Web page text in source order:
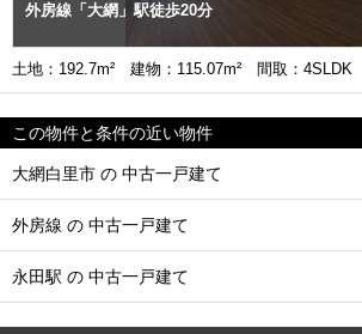
外房線「大網」駅徒歩20分
土地：192.7m² 建物：115.07m² 間取：4SLDK
この物件と条件の近い物件
大網白里市 の 中古一戸建て
外房線 の 中古一戸建て
永田駅 の 中古一戸建て